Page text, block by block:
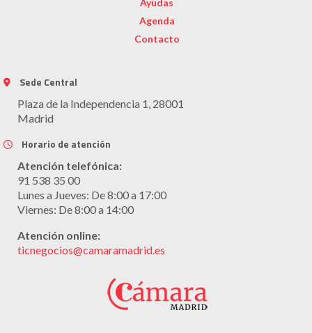
Ayudas
Agenda
Contacto
Sede Central
Plaza de la Independencia 1, 28001
Madrid
Horario de atención
Atención telefónica:
91 538 35 00
Lunes a Jueves: De 8:00 a 17:00
Viernes: De 8:00 a 14:00
Atención online:
ticnegocios@camaramadrid.es